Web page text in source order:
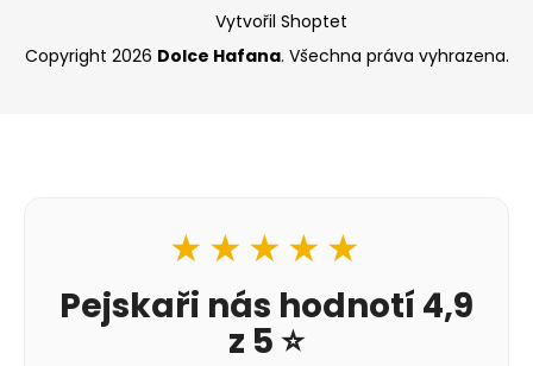
Vytvořil Shoptet
Copyright 2026 Dolce Hafana. Všechna práva vyhrazena.
★★★★★
Pejskaři nás hodnotí 4,9
z 5 ⭐